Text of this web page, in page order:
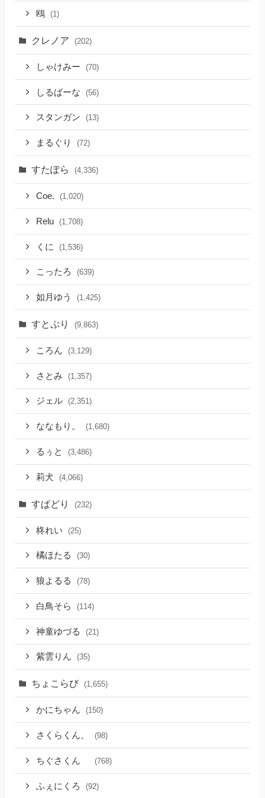
鴎 (1)
クレノア (202)
しゃけみー (70)
しるばーな (56)
スタンガン (13)
まるぐり (72)
すたぽら (4,336)
Coe. (1,020)
Relu (1,708)
くに (1,536)
こったろ (639)
如月ゆう (1,425)
すとぷり (9,863)
ころん (3,129)
さとみ (1,357)
ジェル (2,351)
ななもり。 (1,680)
るぅと (3,486)
莉犬 (4,066)
すぱどり (232)
柊れい (25)
橘ほたる (30)
狼よるる (78)
白鳥そら (114)
神童ゆづる (21)
紫雲りん (35)
ちょこらび (1,655)
かにちゃん (150)
さくらくん。 (98)
ちぐさくん (768)
ふぇにくろ (92)